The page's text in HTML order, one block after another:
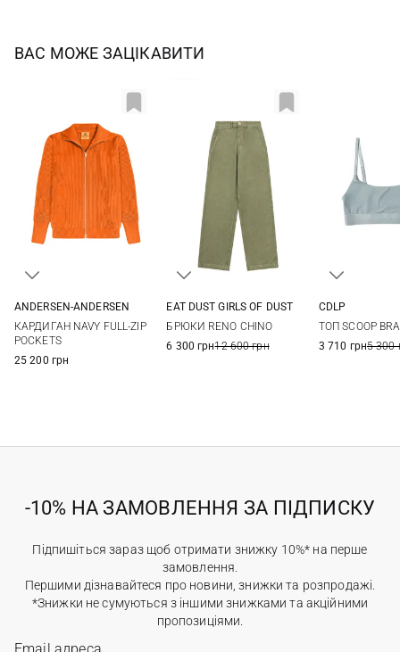
ВАС МОЖЕ ЗАЦІКАВИТИ
XL
ANDERSEN-ANDERSEN
КАРДИГАН NAVY FULL-ZIP
POCKETS
25 200 грн
EAT DUST GIRLS OF DUST
БРЮКИ RENO CHINO
6 300 грн12 600 грн
CDLP
ТОП SCOOP
3 710 грн5 300
-10% НА ЗАМОВЛЕННЯ ЗА ПІДПИСКУ
Підпишіться зараз щоб отримати знижку 10%* на перше
замовлення.
Першими дізнавайтеся про новини, знижки та розпродажі.
*Знижки не сумуються з іншими знижками та акційними
пропозиціями.